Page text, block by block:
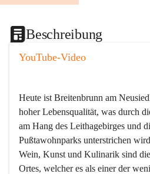
Beschreibung
YouTube-Video
Heute ist Breitenbrunn am
hoher Lebensqualität, was durch
am Hang des Leithagebirges und
Pußtawohnparks unterstrichen
Wein, Kunst und Kulinarik sind
Ortes, welcher es als einer der